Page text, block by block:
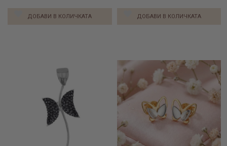
ДОБАВИ В КОЛИЧКАТА ДОБАВИ В КОЛИЧКАТА